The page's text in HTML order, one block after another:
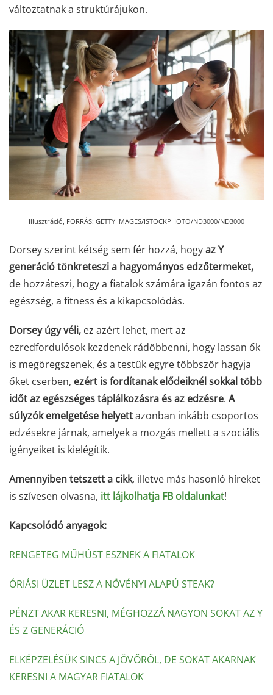
változtatnak a struktúrájukon.
Illusztráció, FORRÁS: GETTY IMAGES/ISTOCKPHOTO/ND3000/ND3000
Dorsey szerint kétség sem fér hozzá, hogyaz Y
generáció tönkreteszi a hagyományos edzőtermeket,
de hozzáteszi, hogy a fiatalok számára igazán fontos az
egészség, a fitness és a kikapcsolódás.
Dorsey úgy véli, ez azért lehet, mert az
ezredfordulósok kezdenek rádöbbenni, hogy lassan ők
is megöregszenek, és a testük egyre többször hagyja
őket cserben, ezért is fordítanak elődeiknél sokkal több
időt az egészséges táplálkozásra és az edzésre. A
súlyzók emelgetése helyettazonban inkább csoportos
edzésekre járnak, amelyek a mozgás mellett a szociális
igényeiket is kielégítik.
Amennyiben tetszett a cikk, illetve más hasonló híreket
is szívesen olvasna, itt lájkolhatja FB oldalunkat!
Kapcsolódó anyagok:
RENGETEG MŰHÚST ESZNEK A FIATALOK
ÓRIÁSI ÜZLET LESZ A NÖVÉNYI ALAPÚ STEAK?
PÉNZT AKAR KERESNI, MÉGHOZZÁ NAGYON SOKAT AZ Y
ÉS Z GENERÁCIÓ
ELKÉPZELÉSÜK SINCS A JÖVŐRŐL, DE SOKAT AKARNAK
KERESNI A MAGYAR FIATALOK